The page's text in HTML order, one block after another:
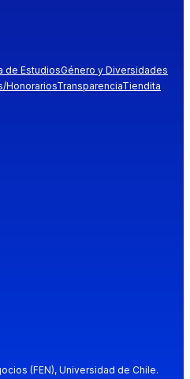
de EstudiosGénero y Diversidades
HonorariosTransparenciaTiendita
(FEN), Universidad de Chile.